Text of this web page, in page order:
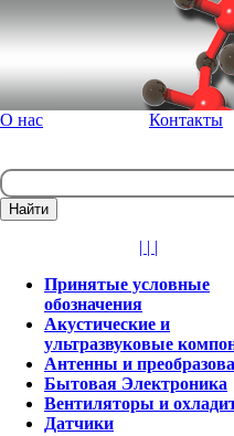
О нас Контакты
| | |
Принятые условные
обозначения
Акустические и
ультразвуковые
Антенны и
Бытовая Электроника
Вентиляторы и
Датчики